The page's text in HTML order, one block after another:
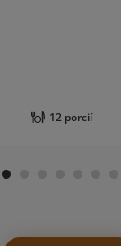
12 porcií